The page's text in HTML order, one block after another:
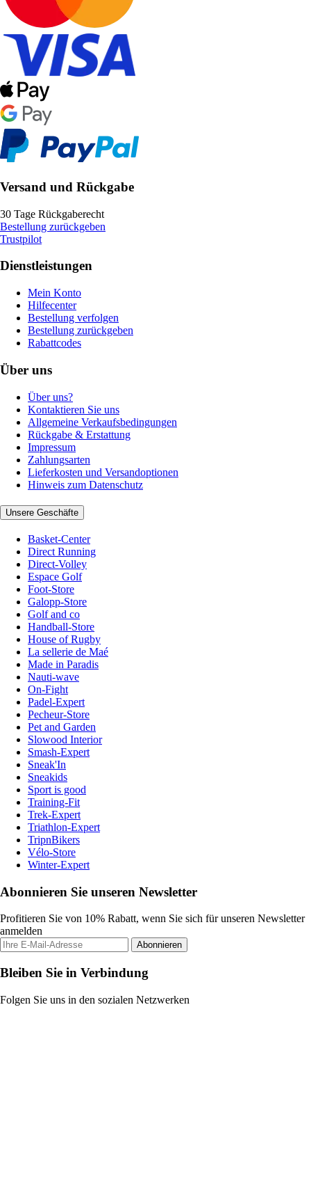
Versand und Rückgabe
30 Tage Rückgaberecht
Bestellung zurückgeben
Trustpilot
Dienstleistungen
Mein Konto
Hilfecenter
Bestellung verfolgen
Bestellung zurückgeben
Rabattcodes
Über uns
Über uns?
Kontaktieren Sie uns
Allgemeine Verkaufsbedingungen
Rückgabe & Erstattung
Impressum
Zahlungsarten
Lieferkosten und Versandoptionen
Hinweis zum Datenschutz
Unsere Geschäfte
Basket-Center
Direct Running
Direct-Volley
Espace Golf
Foot-Store
Galopp-Store
Golf and co
Handball-Store
House of Rugby
La sellerie de Maé
Made in Paradis
Nauti-wave
On-Fight
Padel-Expert
Pecheur-Store
Pet and Garden
Slowood Interior
Smash-Expert
Sneak'In
Sneakids
Sport is good
Training-Fit
Trek-Expert
Triathlon-Expert
TripnBikers
Vélo-Store
Winter-Expert
Abonnieren Sie unseren Newsletter
Profitieren Sie von 10% Rabatt, wenn Sie sich für unseren Newsletter
anmelden
Abonnieren
Bleiben Sie in Verbindung
Folgen Sie uns in den sozialen Netzwerken